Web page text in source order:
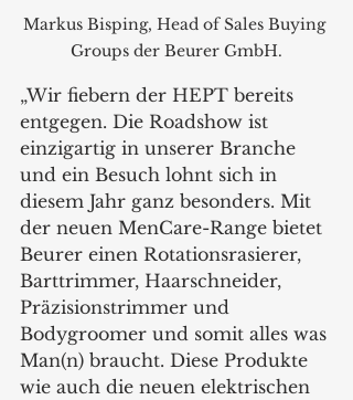
Markus Bisping, Head of Sales Buying
Groups der Beurer GmbH.
„Wir fiebern der HEPT bereits
entgegen. Die Roadshow ist
einzigartig in unserer Branche
und ein Besuch lohnt sich in
diesem Jahr ganz besonders. Mit
der neuen MenCare-Range bietet
Beurer einen Rotationsrasierer,
Barttrimmer, Haarschneider,
Präzisionstrimmer und
Bodygroomer und somit alles was
Man(n) braucht. Diese Produkte
wie auch die neuen elektrischen